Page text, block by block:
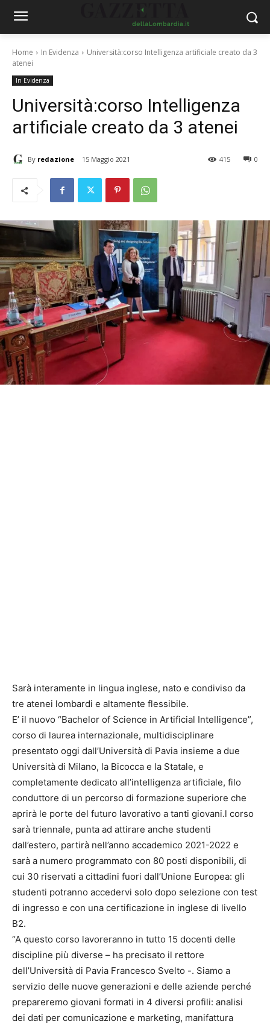
Home In Evidenza
Università:corso Intelligenza artificiale creato da 3
atenei
In Evidenza
Università:corso Intelligenza
artificiale creato da 3 atenei
By redazione 15 Maggio 2021 0
415
Sarà interamente in lingua inglese, nato e condiviso da
tre atenei lombardi e altamente flessibile.
E’ il nuovo “Bachelor of Science in Artificial Intelligence”,
corso di laurea internazionale, multidisciplinare
presentato oggi dall’Università di Pavia insieme a due
Università di Milano, la Bicocca e la Statale, e
completamente dedicato all’intelligenza artificiale, filo
conduttore di un percorso di formazione superiore che
aprirà le porte del futuro lavorativo a tanti giovani.l corso
sarà triennale, punta ad attirare anche studenti
dall’estero, partirà nell’anno accademico 2021-2022 e
sarà a numero programmato con 80 posti disponibili, di
cui 30 riservati a cittadini fuori dall’Unione Europea: gli
studenti potranno accedervi solo dopo selezione con test
di ingresso e con una certificazione in inglese di livello
B2.
“A questo corso lavoreranno in tutto 15 docenti delle
discipline più diverse – ha precisato il rettore
dell’Università di Pavia Francesco Svelto -. Siamo a
servizio delle nuove generazioni e delle aziende perché
prepareremo giovani formati in 4 diversi profili: analisi
dei dati per comunicazione e marketing, manifattura